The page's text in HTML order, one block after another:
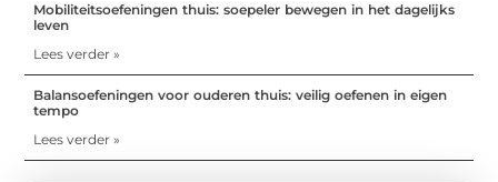
Mobiliteitsoefeningen thuis: soepeler bewegen in het dagelijks
leven
Lees verder »
Balansoefeningen voor ouderen thuis: veilig oefenen in eigen
tempo
Lees verder »